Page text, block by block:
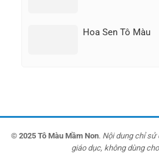
Hoa Sen Tô Màu
© 2025 Tô Màu Mầm Non. Nội dung chỉ sử
giáo dục, không dùng